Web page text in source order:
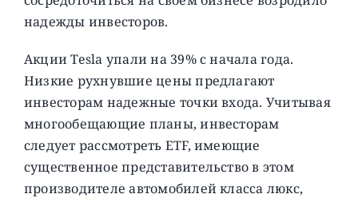
надежды инвесторов.
Акции Tesla упали на 39% с начала года.
Низкие рухнувшие цены предлагают
инвесторам надежные точки входа. Учитывая
многообещающие планы, инвесторам
следует рассмотреть ETF, имеющие
существенное представительство в этом
производителе автомобилей класса люкс,